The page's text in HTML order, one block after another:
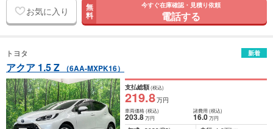
お気に入り 無
料
今すぐ在庫確認・見積り依頼
電話する
トヨタ 新着
アクア 1.5 Z （6AA-MXPK16）
支払総額(税込)
219.8万円
車両価格(税込)
203.8万円
諸費用 (税込)
16.0 万円